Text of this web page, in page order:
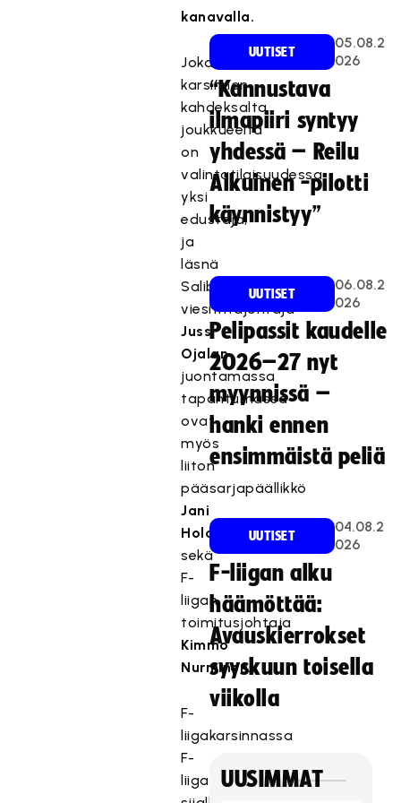
kanavalla.
Jokaiselta
karsinnan
kahdeksalta
joukkueelta
on
valintatilaisuudessa
yksi
edustaja,
ja
läsnä
Salibandyliiton
viesitntäjohtaja
Jussi
Ojalan
juontamassa
tapahtumassa
ovat
myös
liiton
pääsarjapäällikkö
Jani
Holopainen
sekä
F-
liigan
toimitusjohtaja
Kimmo
Nurminen.
F-
liigakarsinnassa
F-
liigan
UUTISET
05.08.2
026
“Kannustava
ilmapiiri syntyy
yhdessä – Reilu
Aikuinen -pilotti
käynnistyy”
UUTISET
06.08.2
026
Pelipassit kaudelle
2026–27 nyt
myynnissä –
hanki ennen
ensimmäistä peliä
UUTISET
04.08.2
026
F-liigan alku
häämöttää:
Avauskierrokset
syyskuun toisella
viikolla
UUSIMMAT